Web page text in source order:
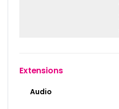
Extensions
Audio